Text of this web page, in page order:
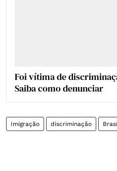
Foi vítima de
Saiba como denunciar
Imigração discriminação